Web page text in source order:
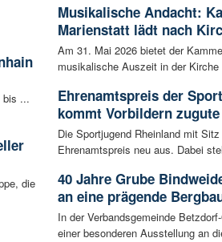
bis ...
die
Musikalische Andacht:
Marienstatt lädt nach
Am 31. Mai 2026 bietet der
musikalische Auszeit in der
Ehrenamtspreis der
kommt Vorbildern zugute
Die Sportjugend Rheinland mit
Ehrenamtspreis neu aus. Dabei
40 Jahre Grube
an eine prägende
In der Verbandsgemeinde
einer besonderen Ausstellung an